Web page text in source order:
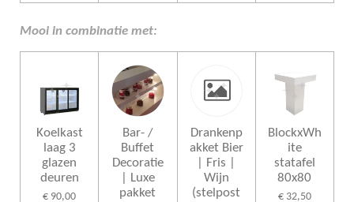
Mooi in combinatie met:
Koelkast
laag 3
glazen
deuren
€ 90,00
Bar- /
Buffet
Decoratie
| Luxe
pakket
Drankenp
akket Bier
| Fris |
Wijn
(stelpost
BlockxWh
ite
statafel
80x80
€ 32,50